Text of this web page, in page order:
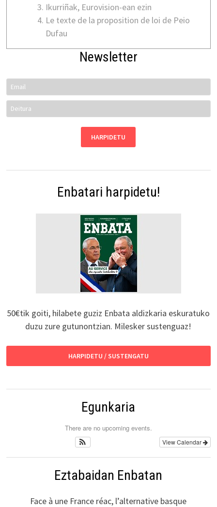
Ikurriñak, Eurovision-ean ezin
Le texte de la proposition de loi de Peio
Dufau
Newsletter
Enbatari harpidetu!
50€tik goiti, hilabete guziz Enbata aldizkaria eskuratuko
duzu zure gutunontzian. Milesker sustenguaz!
HARPIDETU / SUSTENGATU
Egunkaria
There are no upcoming events.
View Calendar
Eztabaidan Enbatan
Face à une France réac, l’alternative basque